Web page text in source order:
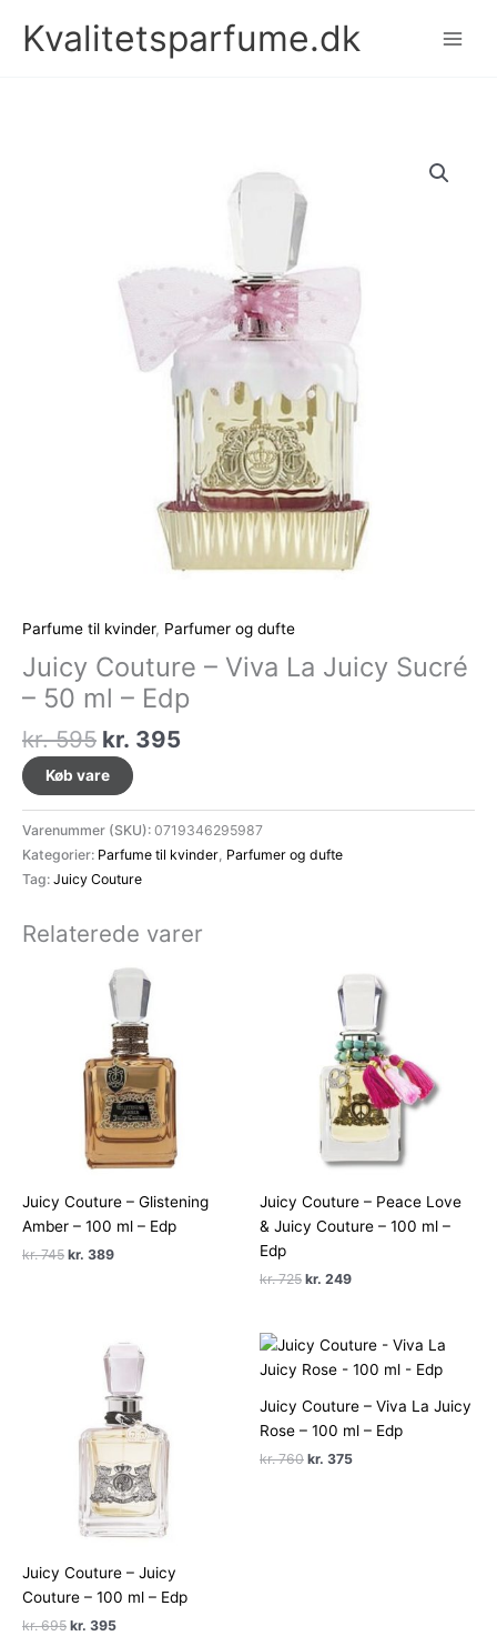
Kvalitetsparfume.dk
Parfume til kvinder, Parfumer og dufte
Juicy Couture – Viva La Juicy Sucré
– 50 ml – Edp
kr.595 Den
oprindelige
pris
var:
kr. 595.
kr. 395
er:
kr. 395.
Køb vare
Varenummer (SKU): 0719346295987
Kategorier: Parfume til kvinder Parfumer og dufte
Tag: Juicy Couture
Relaterede varer
Juicy Couture – Glistening
Amber – 100 ml – Edp
kr.745 Den
kr. 389Den
Juicy Couture – Peace Love
& Juicy Couture – 100 ml –
Edp
kr.725 Den
kr. 725.
kr. 249Den
kr. 249.
Juicy Couture – Juicy
Couture – 100 ml – Edp
kr.695 Den
kr. 395Den
Juicy Couture – Viva La Juicy
Rose – 100 ml – Edp
kr.760 Den
kr. 375Den